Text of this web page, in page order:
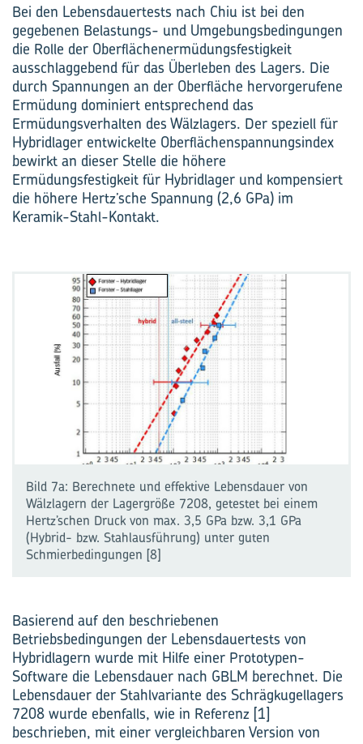
Bei den Lebensdauertests nach Chiu ist bei den
gegebenen Belastungs- und Umgebungsbedingungen
die Rolle der Oberflächenermüdungsfestigkeit
ausschlaggebend für das Überleben des Lagers. Die
durch Spannungen an der Oberfläche hervorgerufene
Ermüdung dominiert entsprechend das
Ermüdungsverhalten des Wälzlagers. Der speziell für
Hybridlager entwickelte Oberflächenspannungsindex
bewirkt an dieser Stelle die höhere
Ermüdungsfestigkeit für Hybridlager und kompensiert
die höhere Hertz’sche Spannung (2,6 GPa) im
Keramik-Stahl-Kontakt.
Bild 7a: Berechnete und effektive Lebensdauer von
Wälzlagern der Lagergröße 7208, getestet bei einem
Hertz’schen Druck von max. 3,5 GPa bzw. 3,1 GPa
(Hybrid- bzw. Stahlausführung) unter guten
Schmierbedingungen [8]
Basierend auf den beschriebenen
Betriebsbedingungen der Lebensdauertests von
Hybridlagern wurde mit Hilfe einer Prototypen-
Software die Lebensdauer nach GBLM berechnet. Die
Lebensdauer der Stahlvariante des Schrägkugellagers
7208 wurde ebenfalls, wie in Referenz [1]
beschrieben, mit einer vergleichbaren Version von